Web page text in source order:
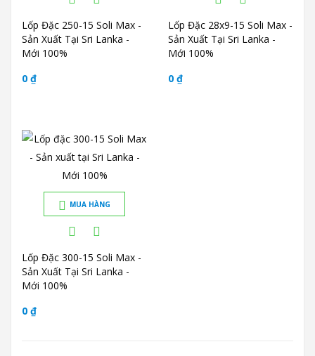
Lốp Đặc 250-15 Soli Max -
Sản Xuất Tại Sri Lanka -
Mới 100%
0 ₫
Lốp Đặc 28x9-15 Soli Max -
Sản Xuất Tại Sri Lanka -
Mới 100%
0 ₫
MUA HÀNG
Lốp Đặc 300-15 Soli Max -
Sản Xuất Tại Sri Lanka -
Mới 100%
0 ₫